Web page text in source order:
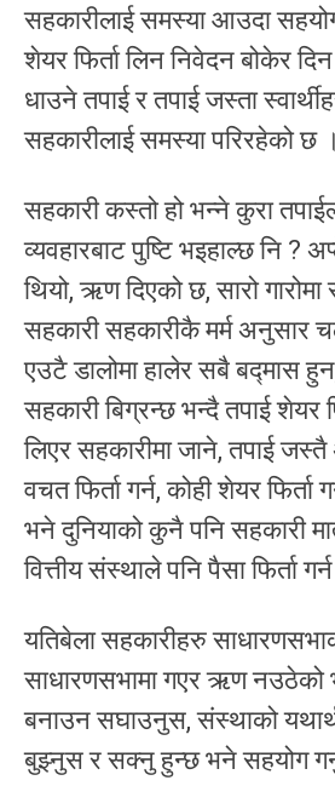
सहकारीलाई समस्या आउदा
शेयर फिर्ता लिन निवेदन बोकेर
धाउने तपाई र तपाई जस्ता
सहकारीलाई समस्या परिरहेको छ ।
सहकारी कस्तो हो भन्ने कुरा
व्यवहारबाट पुष्टि भइहाल्छ नि ?
थियो, ऋण दिएको छ, सारो
सहकारी सहकारीकै मर्म अनुसार
एउटै डालोमा हालेर सबै बद्मास
सहकारी बिग्रन्छ भन्दै तपाई शेयर
लिएर सहकारीमा जाने, तपाई
वचत फिर्ता गर्न, कोही शेयर फिर्ता
भने दुनियाको कुनै पनि सहकारी
वित्तीय संस्थाले पनि पैसा फिर्ता
यतिबेला सहकारीहरु
साधारणसभामा गएर ऋण नउठेको
बनाउन सघाउनुस, संस्थाको
बुझ्नुस र सक्नु हुन्छ भने सहयोग